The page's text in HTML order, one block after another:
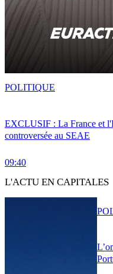
EXCLUSIF : La France et
controversée au SEAE
09:40
POLITIQUE
L'ACTU EN CAPITALES